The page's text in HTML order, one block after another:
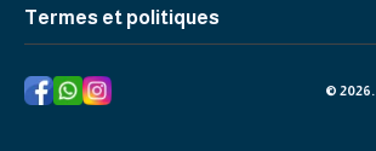
Aide & FAQ
À propos
Expedition et manutention
Termes et politiques
Conditions d'utilisation
©